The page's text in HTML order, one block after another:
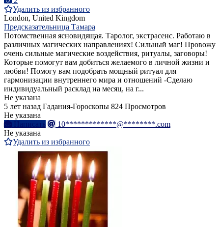
Удалить из избранного
London, United Kingdom
Предсказательница Тамара
Потомственная ясновидящая. Таролог, экстрасенс. Работаю в
различных магических направлениях! Сильный маг! Провожу
очень сильные магические воздействия, ритуалы, заговоры!
Которые помогут вам добиться желаемого в личной жизни и
любви! Помогу вам подобрать мощный ритуал для
гармонизации внутреннего мира и отношений -Сделаю
индивидуальный расклад на месяц, на г...
Не указана
5 лет назад Гадания-Гороскопы 824 Просмотров
Не указана
Написать
10*************@********.com
Не указана
Удалить из избранного